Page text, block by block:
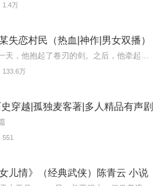
1.4万
失恋村民（热血|神作|男女双播）
133.6万
穿越|孤独麦客著|多人精品有声剧
551
儿情》（经典武侠）陈青云 小说